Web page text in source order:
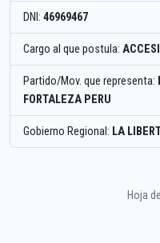
DNI: 46969467
Cargo al que postula:
Partido/Mov. que representa:
FORTALEZA PERU
Gobierno Regional: LA
Hoja